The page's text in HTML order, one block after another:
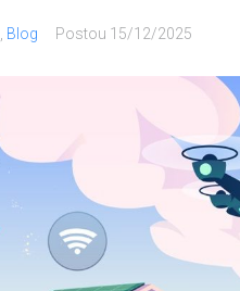
Blog Postou 15/12/2025